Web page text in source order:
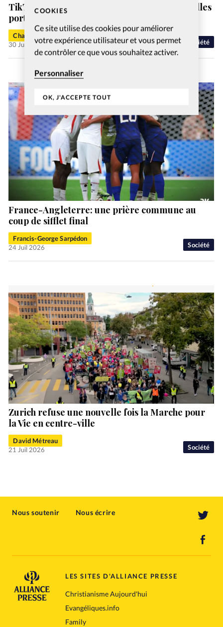
COOKIES
Ce site utilise des cookies pour améliorer
votre expérience utilisateur et vous permet
de contrôler ce que vous souhaitez activer.
Personnaliser
OK, J'ACCEPTE TOUT
Société
TikTok, YouTube et Instagram sont les nouvelles
portes d’entrée de la foi chrétienne
Charlotte Moulin
30 Juil 2026
Société
France-Angleterre: une prière commune au
coup de sifflet final
Francis-George Sarpédon
24 Juil 2026
Société
Zurich refuse une nouvelle fois la Marche pour
la Vie en centre-ville
David Métreau
21 Juil 2026
Nous soutenir Nous écrire
LES SITES D'ALLIANCE PRESSE
Christianisme Aujourd'hui
Evangéliques.info
Family